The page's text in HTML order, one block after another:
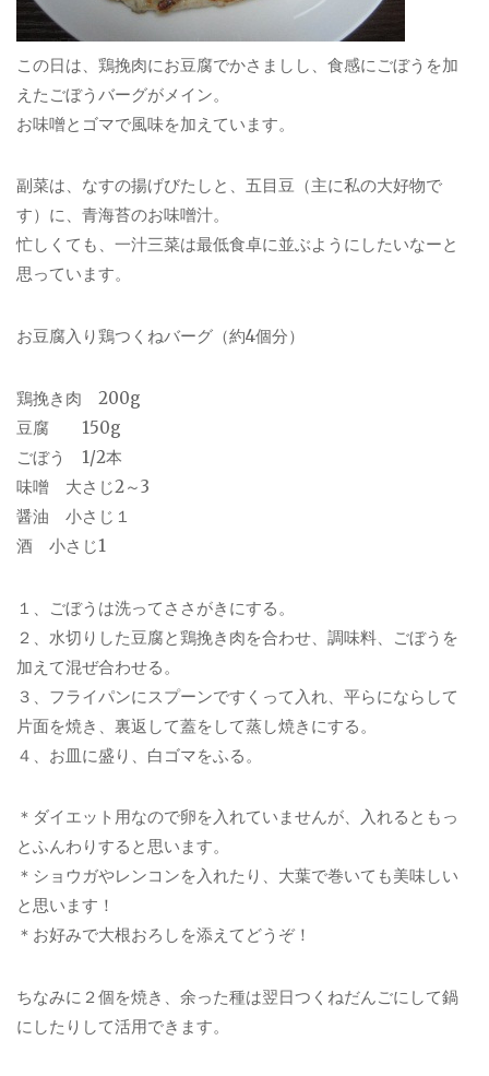
この日は、鶏挽肉にお豆腐でかさましし、食感にごぼうを加
えたごぼうバーグがメイン。
お味噌とゴマで風味を加えています。
副菜は、なすの揚げびたしと、五目豆（主に私の大好物で
す）に、青海苔のお味噌汁。
忙しくても、一汁三菜は最低食卓に並ぶようにしたいなーと
思っています。
お豆腐入り鶏つくねバーグ（約4個分）
鶏挽き肉 200g
豆腐 150g
ごぼう 1/2本
味噌 大さじ2～3
醤油 小さじ１
酒 小さじ1
１、ごぼうは洗ってささがきにする。
２、水切りした豆腐と鶏挽き肉を合わせ、調味料、ごぼうを
加えて混ぜ合わせる。
３、フライパンにスプーンですくって入れ、平らにならして
片面を焼き、裏返して蓋をして蒸し焼きにする。
４、お皿に盛り、白ゴマをふる。
＊ダイエット用なので卵を入れていませんが、入れるともっ
とふんわりすると思います。
＊ショウガやレンコンを入れたり、大葉で巻いても美味しい
と思います！
＊お好みで大根おろしを添えてどうぞ！
ちなみに２個を焼き、余った種は翌日つくねだんごにして鍋
にしたりして活用できます。